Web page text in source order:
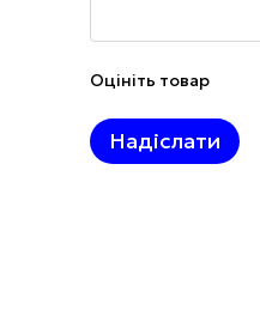
Оцініть товар
Надіслати